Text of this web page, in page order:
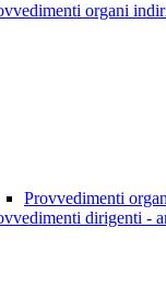
organi
Provvedimenti
dirigenti -